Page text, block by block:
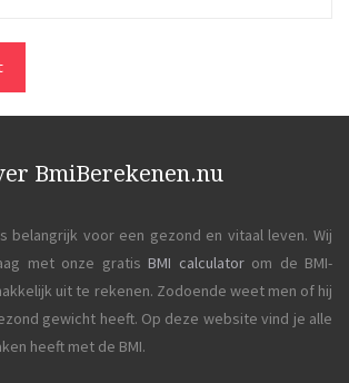
BmiBerekenen.nu
belangrijk voor een gezond en vitaal leven. Wij
met onze gratis BMI calculatorom de BMI-
uit te rekenen. Zodoende weet men of hij
gewicht heeft. Op deze website vind je alle
heeft met de BMI.